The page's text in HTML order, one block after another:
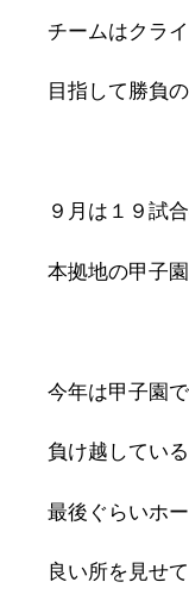
チームはクラ
目指して勝負
９月は１９試
本拠地の甲子
今年は甲子園
負け越している
最後ぐらいホ
良い所を見せ